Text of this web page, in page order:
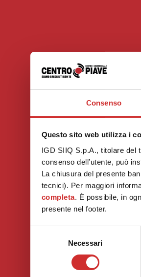
Consenso
Questo sito web utilizza i
IGD SIIQ S.p.A., titolare del
consenso dell’utente, può
La chiusura del presente
tecnici). Per maggiori
completa. È possibile, in
presente nel footer.
Necessari